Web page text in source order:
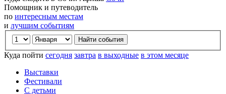
Помощник и путеводитель
по интересным местам
и лучшим событиям
Куда пойти сегодня завтра в выходные в этом месяце
Выставки
Фестивали
С детьми